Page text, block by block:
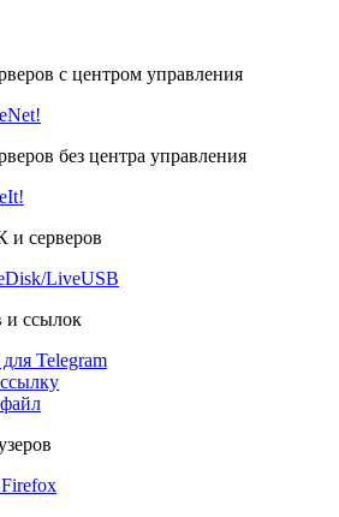
с центром управления
без центра управления
и серверов
LiveUSB
и ссылок
Telegram